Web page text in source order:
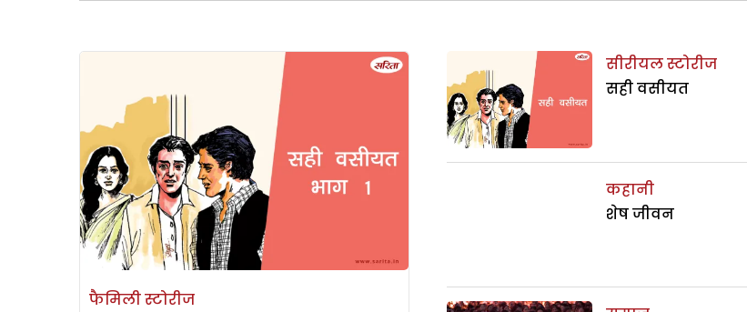
फैमिली स्टोरीज
सीरीयल स्टोरीज
सही वसीयत
कहानी
शेष जीवन